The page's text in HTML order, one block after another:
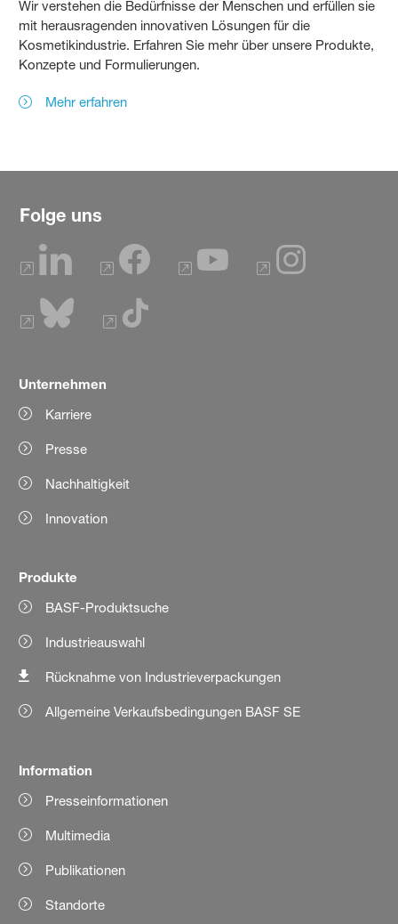
Wir verstehen die Bedürfnisse der Menschen und erfüllen sie
mit herausragenden innovativen Lösungen für die
Kosmetikindustrie. Erfahren Sie mehr über unsere Produkte,
Konzepte und Formulierungen.
Mehr erfahren
Folge uns
Unternehmen
Karriere
Presse
Nachhaltigkeit
Innovation
Produkte
BASF-Produktsuche
Industrieauswahl
Rücknahme von Industrieverpackungen
Allgemeine Verkaufsbedingungen BASF SE
Information
Presseinformationen
Multimedia
Publikationen
Standorte